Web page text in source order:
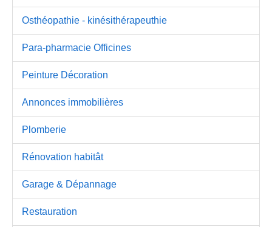
Osthéopathie - kinésithérapeuthie
Para-pharmacie Officines
Peinture Décoration
Annonces immobilières
Plomberie
Rénovation habitât
Garage & Dépannage
Restauration